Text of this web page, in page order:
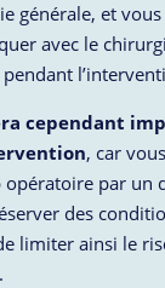
générale, et
avec le
cependant
, car
opératoire par un
des
limiter ainsi le